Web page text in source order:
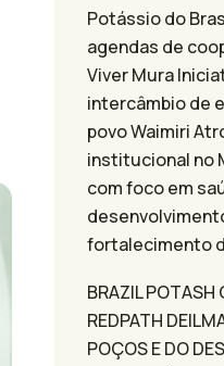
Potássio do
agendas de
Viver Mura
intercâmbio de
povo Waimiri
institucional no
com foco em
fortalecimento
BRAZIL POTASH
REDPATH
POÇOS E DO